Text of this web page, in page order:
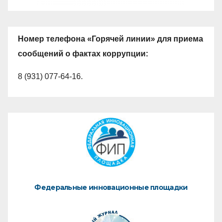
Номер телефона «Горячей линии» для приема
сообщений о фактах коррупции:
8 (931) 077-64-16.
Федеральные инновационные площадки